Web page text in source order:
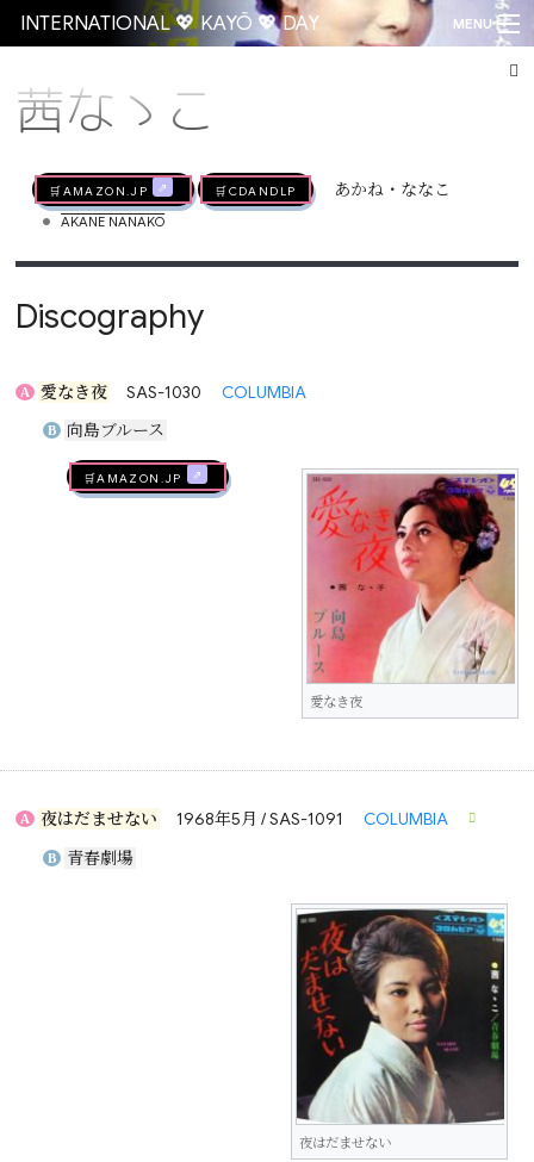
INTERNATIONAL 💖 KAYŌ 💖 DAY MENU
茜なゝこ
🛒AMAZON.jp 🛒CDandLP あかね・ななこ
• AKANE NANAKO
Discography
A 愛なき夜 SAS-1030 COLUMBIA
B 向島ブルース
愛なき夜
🛒AMAZON.jp
A 夜はだませない 1968年5月 / SAS-1091 COLUMBIA
B 青春劇場
夜はだませない